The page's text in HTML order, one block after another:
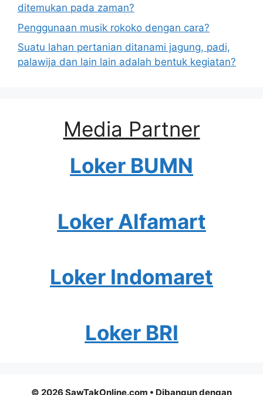
ditemukan pada zaman?
Penggunaan musik rokoko dengan cara?
Suatu lahan pertanian ditanami jagung, padi,
palawija dan lain lain adalah bentuk kegiatan?
Media Partner
Loker BUMN
Loker Alfamart
Loker Indomaret
Loker BRI
© 2026 SawTakOnline.com • Dibangun dengan